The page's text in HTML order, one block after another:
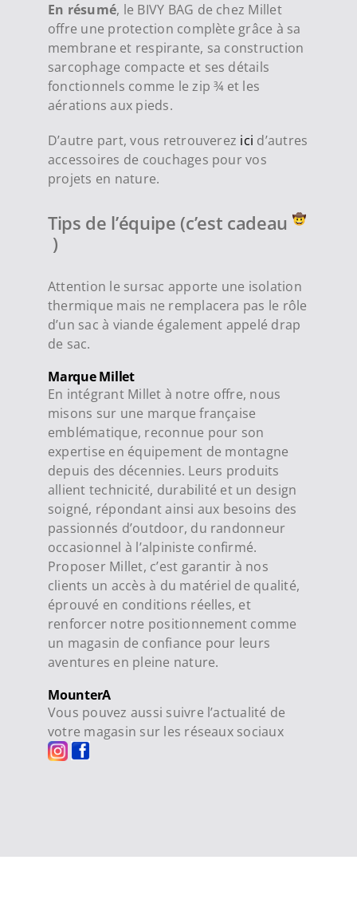
En résumé, le BIVY BAG de chez Millet
offre une protection complète grâce à sa
membrane et respirante, sa construction
sarcophage compacte et ses détails
fonctionnels comme le zip ¾ et les
aérations aux pieds.
D’autre part, vous retrouverez ici d’autres
accessoires de couchages pour vos
projets en nature.
Tips de l’équipe (c’est cadeau
)
Attention le sursac apporte une isolation
thermique mais ne remplacera pas le rôle
d’un sac à viande également appelé drap
de sac.
Marque Millet
En intégrant Millet à notre offre, nous
misons sur une marque française
emblématique, reconnue pour son
expertise en équipement de montagne
depuis des décennies. Leurs produits
allient technicité, durabilité et un design
soigné, répondant ainsi aux besoins des
passionnés d’outdoor, du randonneur
occasionnel à l’alpiniste confirmé.
Proposer Millet, c’est garantir à nos
clients un accès à du matériel de qualité,
éprouvé en conditions réelles, et
renforcer notre positionnement comme
un magasin de confiance pour leurs
aventures en pleine nature.
MounterA
Vous pouvez aussi suivre l’actualité de
votre magasin sur les réseaux sociaux